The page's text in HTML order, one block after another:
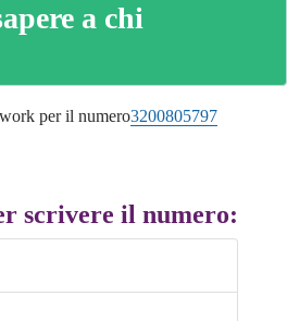
a chi
per il numero3200805797
scrivere il numero: